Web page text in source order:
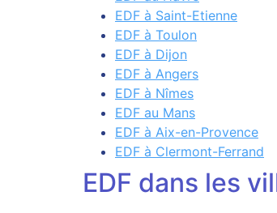
EDF à Saint-Etienne
EDF à Toulon
EDF à Dijon
EDF à Angers
EDF à Nîmes
EDF au Mans
EDF à Aix-en-Provence
EDF à Clermont-Ferrand
EDF dans les